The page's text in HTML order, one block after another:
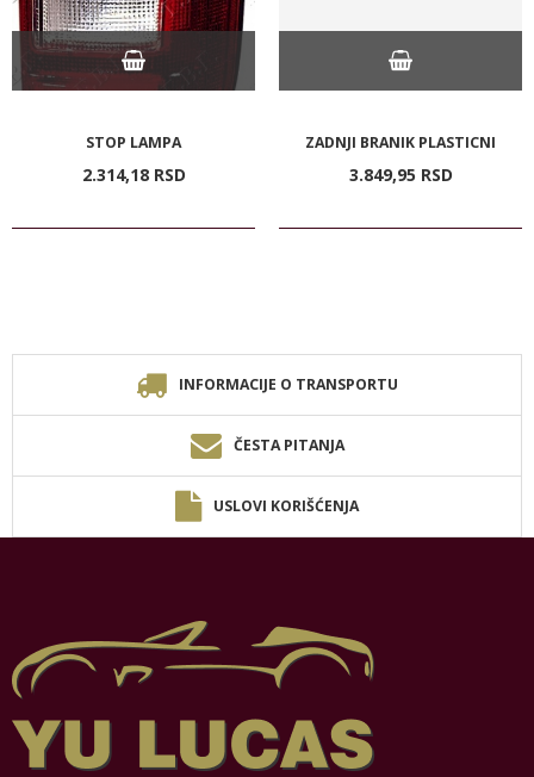
STOP LAMPA
2.314,18 RSD
ZADNJI BRANIK PLASTICNI
3.849,95 RSD
INFORMACIJE O TRANSPORTU
ČESTA PITANJA
USLOVI KORIŠĆENJA